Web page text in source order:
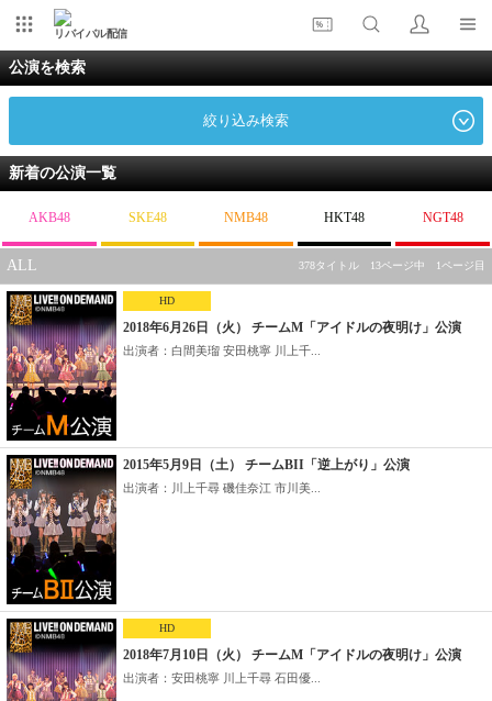
リバイバル配信
公演を検索
絞り込み検索
新着の公演一覧
AKB48 SKE48 NMB48 HKT48 NGT48
ALL 378タイトル 13ページ中 1ページ目
HD
2018年6月26日（火） チームM「アイドルの夜明け」公演
出演者：白間美瑠 安田桃寧 川上千...
2015年5月9日（土） チームBII「逆上がり」公演
出演者：川上千尋 磯佳奈江 市川美...
HD
2018年7月10日（火） チームM「アイドルの夜明け」公演
出演者：安田桃寧 川上千尋 石田優...